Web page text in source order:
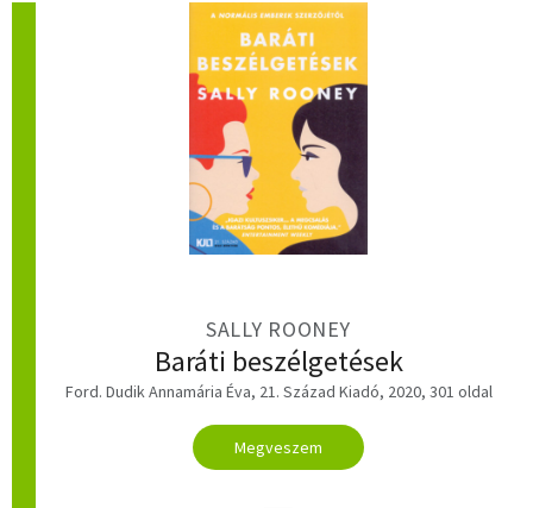
SALLY ROONEY
Baráti beszélgetések
Ford. Dudik Annamária Éva, 21. Század Kiadó, 2020, 301 oldal
Megveszem